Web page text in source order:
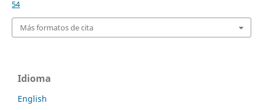
54
Más formatos de cita
Idioma
English